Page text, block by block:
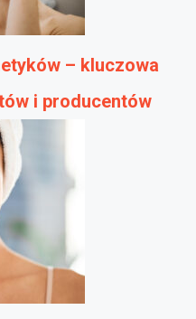
– kluczowa
i producentów